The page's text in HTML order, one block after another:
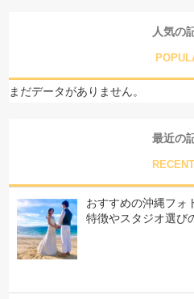
人気の
まだデータがありません。
最近の
おすすめの沖縄フ
特徴やスタジオ選び